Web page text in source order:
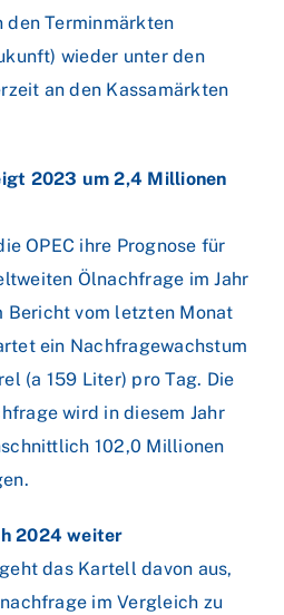
den Terminmärkten
wieder unter den
an den Kassamärkten
2023 um 2,4 Millionen
OPEC ihre Prognose für
Ölnachfrage im Jahr
Bericht vom letzten Monat
ein Nachfragewachstum
(a 159 Liter) pro Tag. Die
wird in diesem Jahr
102,0 Millionen
2024 weiter
das Kartell davon aus,
im Vergleich zu